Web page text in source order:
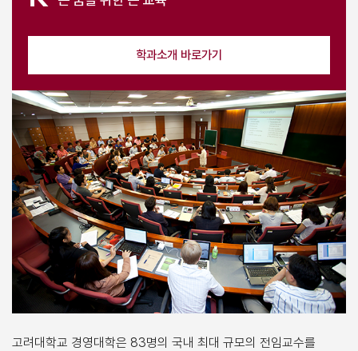
학과소개 바로가기
고려대학교 경영대학은 83명의 국내 최대 규모의 전임교수를